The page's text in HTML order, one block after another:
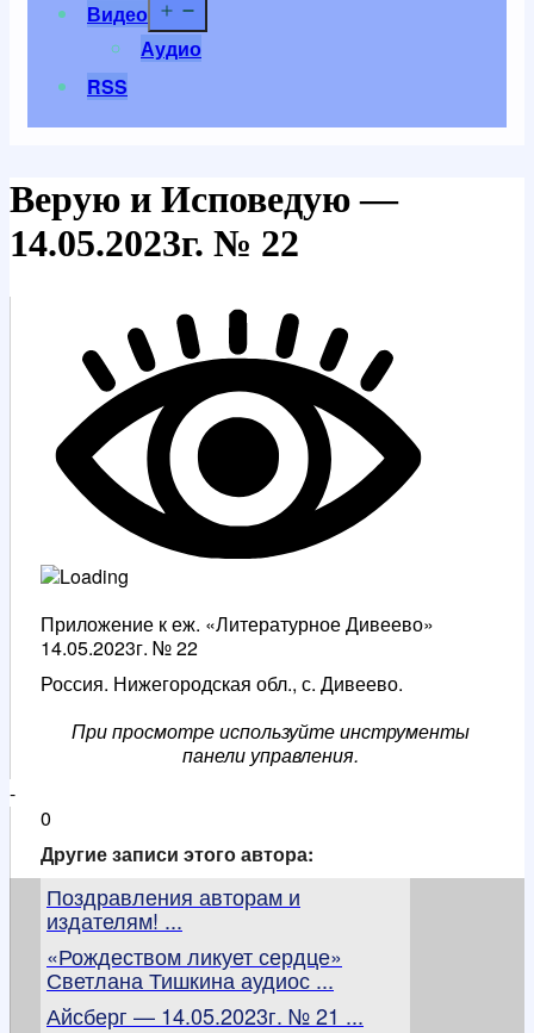
Видео
Аудио
RSS
Верую и Исповедую —
14.05.2023г. № 22
Приложение к еж. «Литературное Дивеево»
14.05.2023г. № 22
Россия. Нижегородская обл., с. Дивеево.
При просмотре используйте инструменты
панели управления.
-
0
Другие записи этого автора:
Поздравления авторам и
издателям! ...
«Рождеством ликует сердце»
Светлана Тишкина аудиос ...
Айсберг — 14.05.2023г. № 21 ...